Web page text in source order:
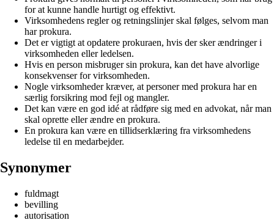
for at kunne handle hurtigt og effektivt.
Virksomhedens regler og retningslinjer skal følges, selvom man
har prokura.
Det er vigtigt at opdatere prokuraen, hvis der sker ændringer i
virksomheden eller ledelsen.
Hvis en person misbruger sin prokura, kan det have alvorlige
konsekvenser for virksomheden.
Nogle virksomheder kræver, at personer med prokura har en
særlig forsikring mod fejl og mangler.
Det kan være en god idé at rådføre sig med en advokat, når man
skal oprette eller ændre en prokura.
En prokura kan være en tillidserklæring fra virksomhedens
ledelse til en medarbejder.
Synonymer
fuldmagt
bevilling
autorisation